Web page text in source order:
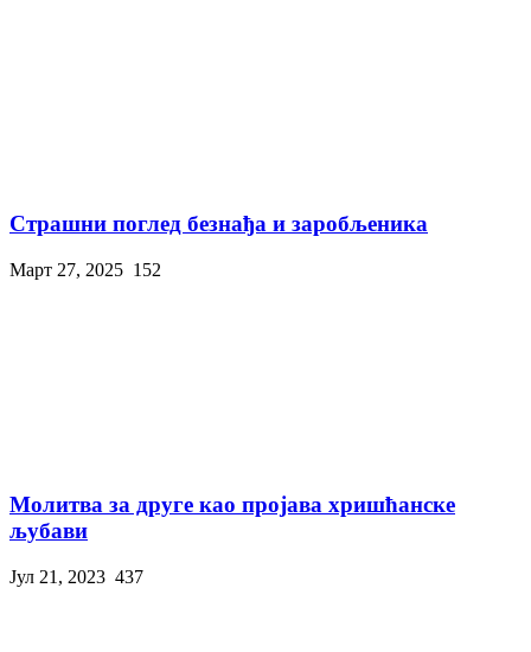
Страшни поглед безнађа и заробљеника
Март 27, 2025 152
Молитва за друге као пројава хришћанске
љубави
Јул 21, 2023 437